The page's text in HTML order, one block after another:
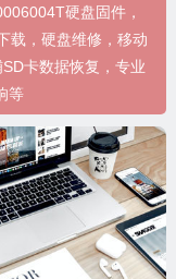
硬盘固件，
载，硬盘维修，移动
卡数据恢复，专业
等